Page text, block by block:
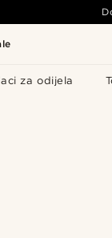
za odijela